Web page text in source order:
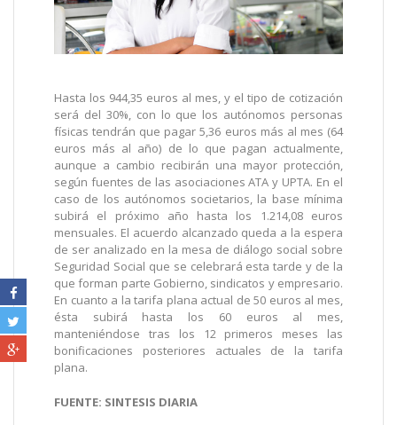
Hasta los 944,35 euros al mes, y el tipo de cotización
será del 30%, con lo que los autónomos personas
físicas tendrán que pagar 5,36 euros más al mes (64
euros más al año) de lo que pagan actualmente,
aunque a cambio recibirán una mayor protección,
según fuentes de las asociaciones ATA y UPTA. En el
caso de los autónomos societarios, la base mínima
subirá el próximo año hasta los 1.214,08 euros
mensuales. El acuerdo alcanzado queda a la espera
de ser analizado en la mesa de diálogo social sobre
Seguridad Social que se celebrará esta tarde y de la
que forman parte Gobierno, sindicatos y empresario.
En cuanto a la tarifa plana actual de 50 euros al mes,
ésta subirá hasta los 60 euros al mes,
manteniéndose tras los 12 primeros meses las
bonificaciones posteriores actuales de la tarifa
plana.
FUENTE: SINTESIS DIARIA